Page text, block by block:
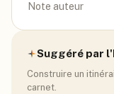
Note auteur
Suggéré par
Construire un
carnet.